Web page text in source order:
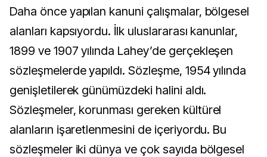
Daha önce yapılan kanuni çalışmalar, bölgesel
alanları kapsıyordu. İlk uluslararası kanunlar,
1899 ve 1907 yılında Lahey’de gerçekleşen
sözleşmelerde yapıldı. Sözleşme, 1954 yılında
genişletilerek günümüzdeki halini aldı.
Sözleşmeler, korunması gereken kültürel
alanların işaretlenmesini de içeriyordu. Bu
sözleşmeler iki dünya ve çok sayıda bölgesel